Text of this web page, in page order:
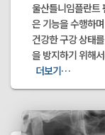
울산틀니임플란트
은 기능을 수행하
건강한 구강 상태
을 방지하기 위해
더보기…